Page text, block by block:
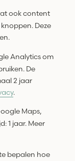
ook content
Deze
Analytics om
De
2 jaar
.
Maps,
1 jaar. Meer
bepalen hoe